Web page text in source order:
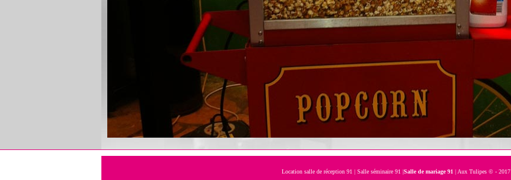
Location salle de réception 91 | Salle séminaire 91 |Salle de mariage 91 | Aux Tulipes © - 2017